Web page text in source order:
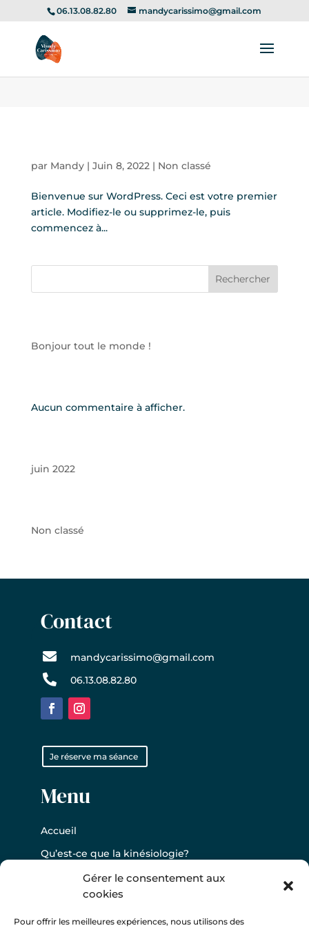
Gérer le consentement aux
cookies
Pour offrir les meilleures expériences, nous utilisons des
'empecher le clic droit sur la page web pour tout le site
06.13.08.82.80 mandycarissimo@gmail.com
par Mandy| Juin 8, 2022| Non classé
Bienvenue sur WordPress. Ceci est votre premier
article. Modifiez-le ou supprimez-le, puis
commencez à...
Rechercher
Bonjour tout le monde !
Aucun commentaire à afficher.
juin 2022
Non classé
Contact
 mandycarissimo@gmail.com
 06.13.08.82.80
Je réserve ma séance
Menu
Accueil
Qu’est-ce que la kinésiologie?
Pourquoi consulter un(e) kinésiologue?
Pour qui?
Infos séance / tarif